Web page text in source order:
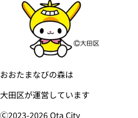
おおたまなびの森は
大田区が運営しています
Ⓒ2023-2026 Ota City